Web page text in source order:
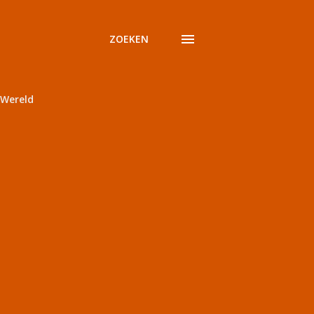
ZOEKEN